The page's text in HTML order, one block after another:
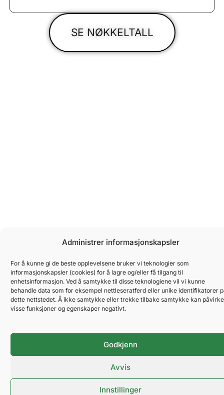
Administrer informasjonskapsler
For å kunne gi de beste opplevelsene bruker vi teknologier som
informasjonskapsler (cookies) for å lagre og/eller få tilgang til
enhetsinformasjon. Ved å samtykke til disse teknologiene vil vi kunne
behandle data som for eksempel nettleseratferd eller unike identifikatorer
dette nettstedet. Å ikke samtykke eller trekke tilbake samtykke kan påvirke
visse funksjoner og egenskaper negativt.
Godkjenn
Avvis
Innstillinger
SE NØKKELTALL